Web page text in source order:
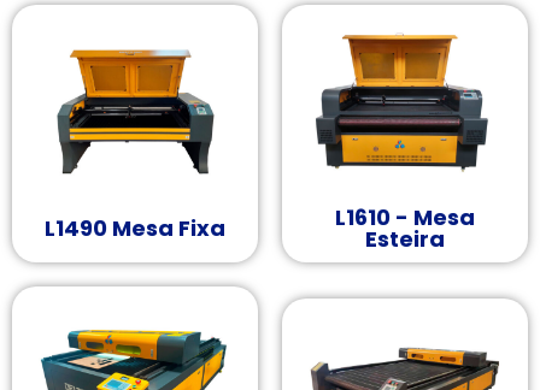
L1490 Mesa Fixa L1610 - Mesa
Esteira